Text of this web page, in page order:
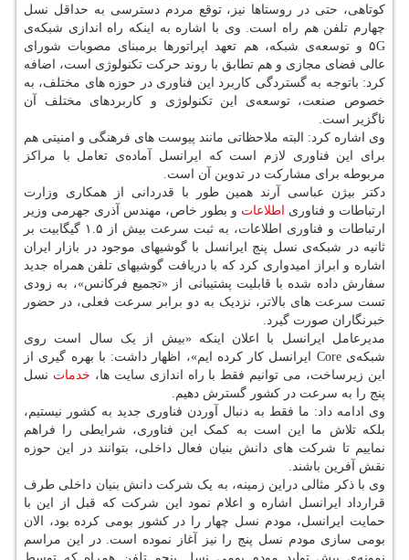
کوتاهی، حتی در روستاها نیز، توقع مردم دسترسی به حداقل نسل
چهارم تلفن هم راه است. وی با اشاره به اینکه راه اندازی شبکه‌ی
۵G و توسعه‌ی شبکه، هم تعهد اپراتورها برمبنای مصوبات شورای
عالی فضای مجازی و هم تطابق با روند حرکت تکنولوژی است، اضافه
کرد: باتوجه به گستردگی کاربرد این فناوری در حوزه های مختلف، به
خصوص صنعت، توسعه‌ی این تکنولوژی و کاربردهای مختلف آن
ناگزیر است.
وی اشاره کرد: البته ملاحظاتی مانند پیوست های فرهنگی و امنیتی هم
برای این فناوری لازم است که ایرانسل آماده‌ی تعامل با مراکز
مربوطه برای مشارکت در تدوین آن است.
دکتر بیژن عباسی آرند همین طور با قدردانی از همکاری وزارت
ارتباطات و فناوری اطلاعات و بطور خاص، مهندس آذری جهرمی وزیر
ارتباطات و فناوری اطلاعات، به ثبت سرعت بیش از ۱.۵ گیگابیت بر
ثانیه در شبکه‌ی نسل پنج ایرانسل با گوشیهای موجود در بازار ایران
اشاره و ابراز امیدواری کرد که با دریافت گوشیهای تلفن همراه جدید
سفارش داده شده با قابلیت پشتیبانی از «تجمیع فرکانس»، به زودی
تست سرعت های بالاتر، نزدیک به دو برابر سرعت فعلی، در حضور
خبرنگاران صورت گیرد.
مدیرعامل ایرانسل با اعلان اینکه «بیش از یک سال است روی
شبکه‌ی Core ایرانسل کار کرده ایم»، اظهار داشت: با بهره گیری از
این زیرساخت، می توانیم فقط با راه اندازی سایت ها، خدمات نسل
پنج را به سرعت در کشور گسترش دهیم.
وی ادامه داد: ما فقط به دنبال آوردن فناوری جدید به کشور نیستیم،
بلکه تلاش ما این است به کمک این فناوری، شرایطی را فراهم
نماییم تا شرکت های دانش بنیان فعال داخلی، بتوانند در این حوزه
نقش آفرین باشند.
وی با ذکر مثالی دراین زمینه، به یک شرکت دانش بنیان داخلی طرف
قرارداد ایرانسل اشاره و اعلام نمود این شرکت که قبل از این با
حمایت ایرانسل، مودم نسل چهار را در کشور بومی کرده بود، الان
بومی سازی مودم نسل پنج را نیز آغاز نموده است. در این مراسم